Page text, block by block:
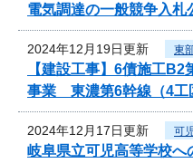
電気調達の一般競争入札
2024年12月19日更新 東
【建設工事】6債施工
事業 東濃第6幹線（4工
2024年12月17日更新 可
岐阜県立可児高等学校へ